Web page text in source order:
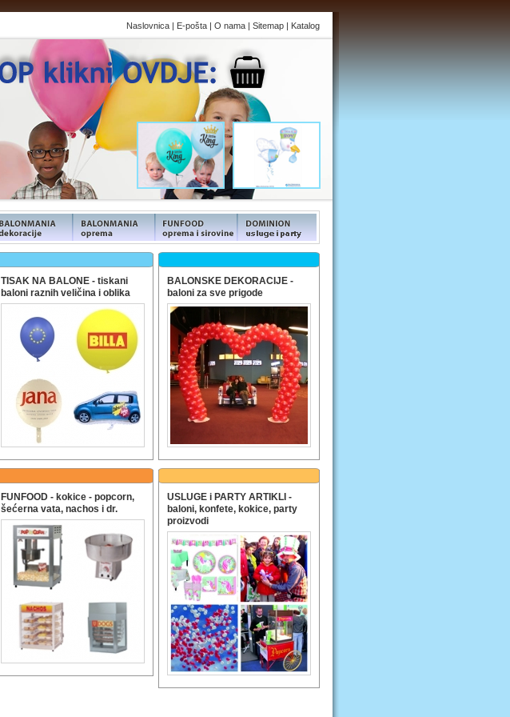
Naslovnica | E-pošta | O nama | Sitemap | Katalog
TISAK NA BALONE - tiskani
baloni raznih veličina i oblika
BALONSKE DEKORACIJE -
baloni za sve prigode
FUNFOOD - kokice - popcorn,
šećerna vata, nachos i dr.
USLUGE i PARTY ARTIKLI -
baloni, konfete, kokice, party
proizvodi